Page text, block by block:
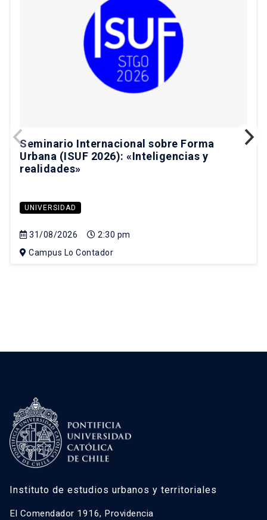
Seminario Internacional sobre Forma
Urbana (ISUF 2026): «Inteligencias y
realidades»
UNIVERSIDAD
31/08/2026
2:30 pm
Campus Lo Contador
Instituto de estudios urbanos y territoriales
El Comendador 1916, Providencia